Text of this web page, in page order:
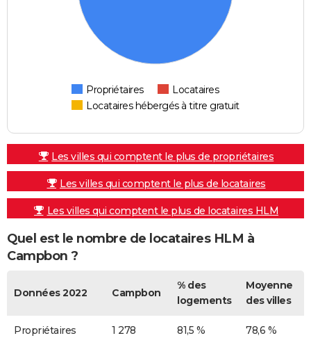
Propriétaires
Locataires
Locataires hébergés à titre gratuit
Les villes qui comptent le plus de propriétaires
Les villes qui comptent le plus de locataires
Les villes qui comptent le plus de locataires HLM
Quel est le nombre de locataires HLM à
Campbon ?
Données 2022 Campbon
% des
logements
Moyenne
des villes
Propriétaires 1 278 81,5 % 78,6 %